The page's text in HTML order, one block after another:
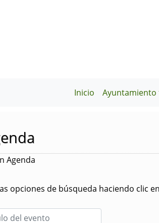
Inicio Ayuntamiento
Agenda
opciones de búsqueda haciendo clic